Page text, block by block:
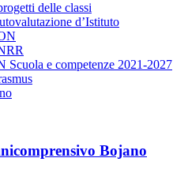
delle classi
d’Istituto
Scuola e competenze 2021-2027
Bojano